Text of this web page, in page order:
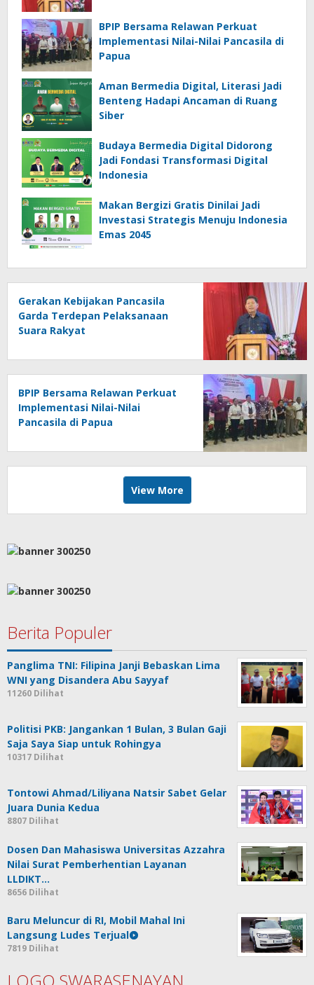
BPIP Bersama Relawan Perkuat
Implementasi Nilai-Nilai Pancasila di
Papua
Aman Bermedia Digital, Literasi Jadi
Benteng Hadapi Ancaman di Ruang
Siber
Budaya Bermedia Digital Didorong
Jadi Fondasi Transformasi Digital
Indonesia
Makan Bergizi Gratis Dinilai Jadi
Investasi Strategis Menuju Indonesia
Emas 2045
Gerakan Kebijakan Pancasila
Garda Terdepan Pelaksanaan
Suara Rakyat
BPIP Bersama Relawan Perkuat
Implementasi Nilai-Nilai
Pancasila di Papua
View More
Berita Populer
Panglima TNI: Filipina Janji Bebaskan Lima
WNI yang Disandera Abu Sayyaf
11260 Dilihat
Politisi PKB: Jangankan 1 Bulan, 3 Bulan Gaji
Saja Saya Siap untuk Rohingya
10317 Dilihat
Tontowi Ahmad/Liliyana Natsir Sabet Gelar
Juara Dunia Kedua
8807 Dilihat
Dosen Dan Mahasiswa Universitas Azzahra
Nilai Surat Pemberhentian Layanan
LLDIKT…
8656 Dilihat
Baru Meluncur di RI, Mobil Mahal Ini
Langsung Ludes Terjual
7819 Dilihat
LOGO SWARASENAYAN